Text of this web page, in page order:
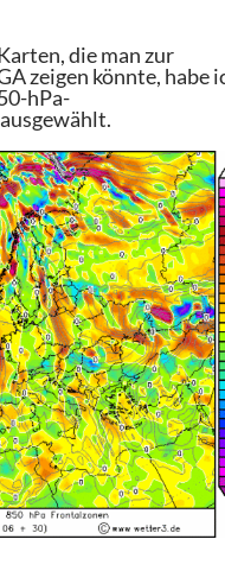
die man zur
zeigen könnte, habe
hPa-